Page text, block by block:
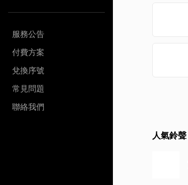
服務公告
付費方案
兌換序號
常見問題
聯絡我們
人氣鈴聲